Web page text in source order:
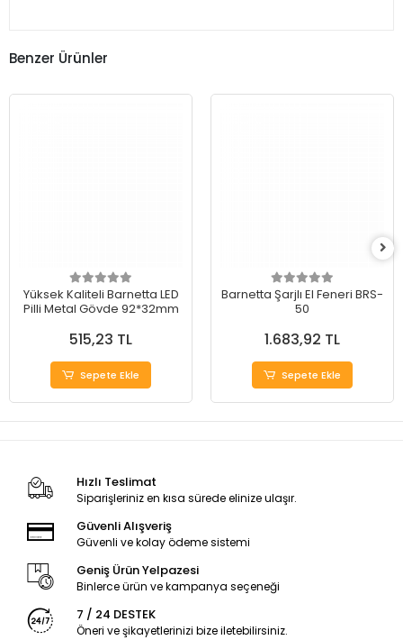
Benzer Ürünler
Yüksek Kaliteli Barnetta LED
Pilli Metal Gövde 92*32mm
515,23 TL
Sepete Ekle
Barnetta Şarjlı El Feneri BRS-
50
1.683,92 TL
Sepete Ekle
Hızlı Teslimat
Siparişleriniz en kısa sürede elinize ulaşır.
Güvenli Alışveriş
Güvenli ve kolay ödeme sistemi
Geniş Ürün Yelpazesi
Binlerce ürün ve kampanya seçeneği
7 / 24 DESTEK
Öneri ve şikayetlerinizi bize iletebilirsiniz.